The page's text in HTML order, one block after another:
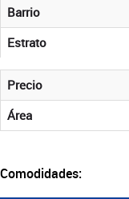
Barrio
Estrato
Precio
Área
Comodidades: